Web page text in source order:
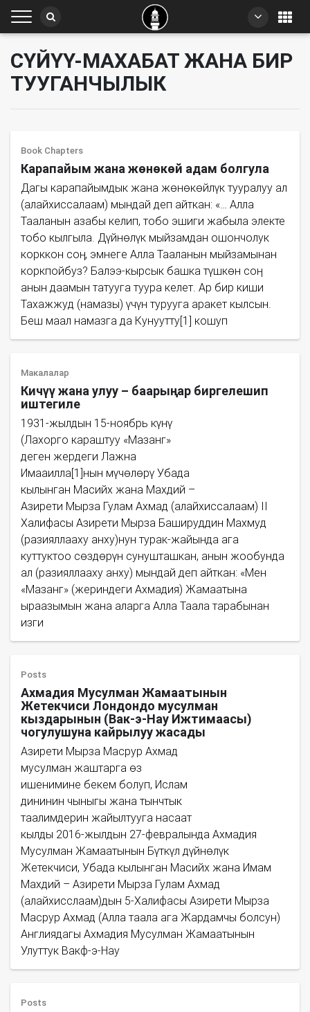
СҮЙҮҮ-МАХАБАТ ЖАНА БИР
ТУУГАНЧЫЛЫК
Book Chapters
Карапайым жана жөнөкөй адам болгула
Дагы карапайымдык жана жөнөкөйлүк тууралуу ал
(алайхиссалаам) мындай деп айткан: «… Алла
Тааланын азабы келип, тобо эшиги жабыла электе
тобо кылгыла. Дүйнөлүк мыйзамдан ошончолук
корккон соң, эмнеге Алла Тааланын мыйзамынан
коркпойбуз? Балээ-кырсык башка түшкөн соң
анын даамын татууга туура келет. Ар бир киши
Тахажжуд (намазы) үчүн турууга аракет кылсын.
Беш маал намазга да Кунуутту[1] кошуп
Макалалар
Кичүү жана улуу – баарыңар биргелешип
иштегиле
1931-жылдын 15-ноябрь күнү
(Лахорго караштуу «Мазанг»
деген жердеги Лажна
Имааилла[1]нын мүчөлөрү Убада
кылынган Масийх жана Махдий –
Азирети Мырза Гулам Ахмад (алайхиссалаам) II
Халифасы Азирети Мырза Башируддин Махмуд
(разияллааху анху)нун турак-жайында ага
куттуктоо сөздөрүн сунушташкан, анын жообунда
ал (разияллааху анху) мындай деп айткан: «Мен
«Мазанг» (жериндеги Ахмадия) Жамаатына
ыраазымын жана аларга Алла Таала тарабынан
изги
Posts
Ахмадия Мусулман Жамаатынын
Жетекчиси Лондондо мусулман
кыздарынын (Вак-э-Нау Ижтимаасы)
чогулушуна кайрылуу жасады
Азирети Мырза Масрур Ахмад
мусулман жаштарга өз
ишенимине бекем болуп, Ислам
дининин чыныгы жана тынчтык
таалимдерин жайылтууга насаат
кылды 2016-жылдын 27-февралында Ахмадия
Мусулман Жамаатынын Бүткүл дүйнөлүк
Жетекчиси, Убада кылынган Масийх жана Имам
Махдий – Азирети Мырза Гулам Ахмад
(алайхисслаам)дын 5-Халифасы Азирети Мырза
Масрур Ахмад (Алла таала ага Жардамчы болсун)
Англиядагы Ахмадия Мусулман Жамаатынын
Улуттук Вакф-э-Нау
Posts